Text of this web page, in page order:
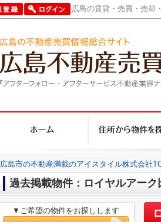
広島の賃貸・売買・売却
広島市の不動産満載のアイスタイル株式会社
過去掲載物件：ロイヤルアーク
▼ご希望の物件をお探しします